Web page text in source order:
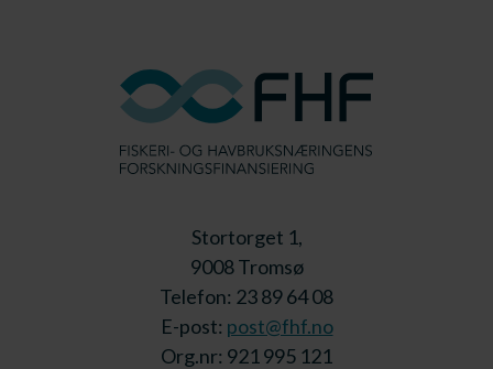
Stortorget 1,
9008 Tromsø
Telefon: 23 89 64 08
E-post: post@fhf.no
Org.nr: 921 995 121